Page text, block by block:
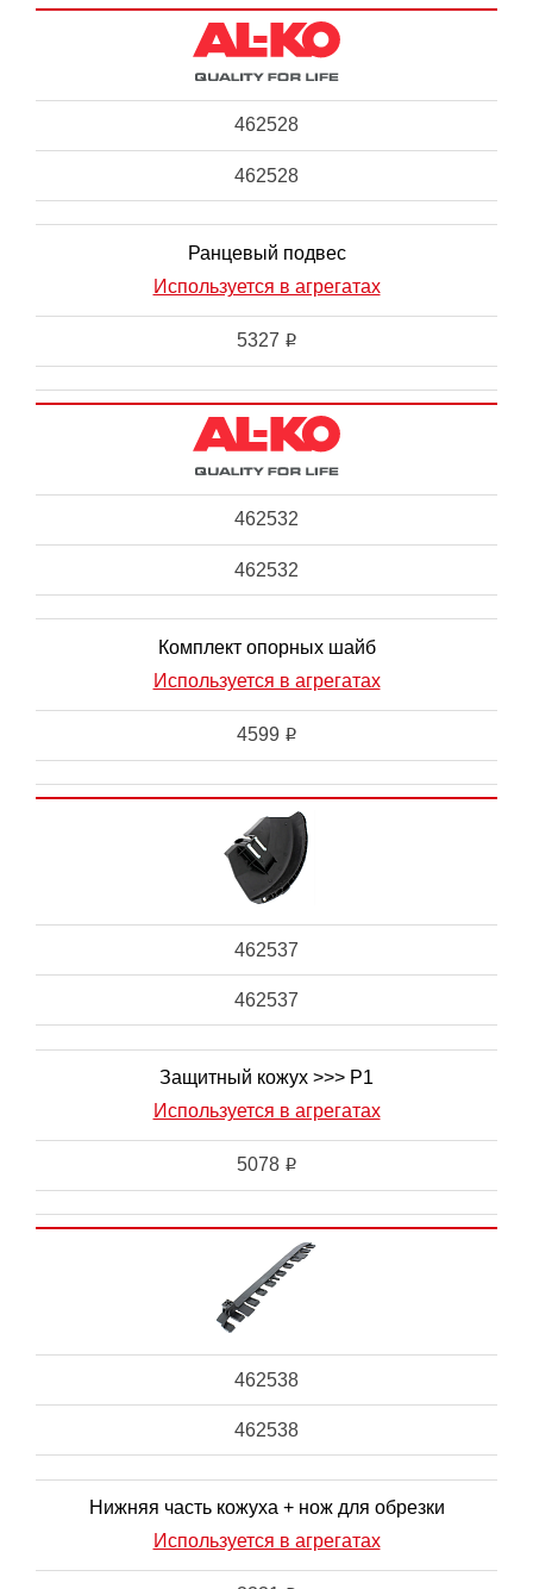
462528
462528
Ранцевый подвес
Используется в агрегатах
5327 i
462532
462532
Комплект опорных шайб
Используется в агрегатах
4599 i
462537
462537
Защитный кожух >>> P1
Используется в агрегатах
5078 i
462538
462538
Нижняя часть кожуха + нож для обрезки
Используется в агрегатах